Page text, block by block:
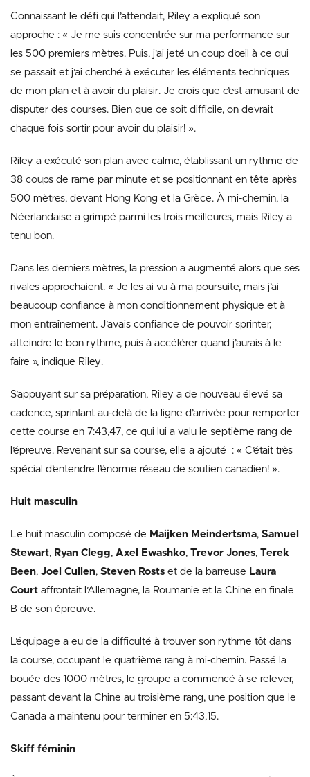
Connaissant le défi qui l’attendait, Riley a expliqué son
approche : « Je me suis concentrée sur ma performance sur
les 500 premiers mètres. Puis, j’ai jeté un coup d’œil à ce qui
se passait et j’ai cherché à exécuter les éléments techniques
de mon plan et à avoir du plaisir. Je crois que c’est amusant de
disputer des courses. Bien que ce soit difficile, on devrait
chaque fois sortir pour avoir du plaisir! ».
Riley a exécuté son plan avec calme, établissant un rythme de
38 coups de rame par minute et se positionnant en tête après
500 mètres, devant Hong Kong et la Grèce. À mi-chemin, la
Néerlandaise a grimpé parmi les trois meilleures, mais Riley a
tenu bon.
Dans les derniers mètres, la pression a augmenté alors que ses
rivales approchaient. « Je les ai vu à ma poursuite, mais j’ai
beaucoup confiance à mon conditionnement physique et à
mon entraînement. J’avais confiance de pouvoir sprinter,
atteindre le bon rythme, puis à accélérer quand j’aurais à le
faire », indique Riley.
S’appuyant sur sa préparation, Riley a de nouveau élevé sa
cadence, sprintant au-delà de la ligne d’arrivée pour remporter
cette course en 7:43,47, ce qui lui a valu le septième rang de
l’épreuve. Revenant sur sa course, elle a ajouté : « C’était très
spécial d’entendre l’énorme réseau de soutien canadien! ».
Huit masculin
Le huit masculin composé de Maijken Meindertsma, Samuel
Stewart, Ryan Clegg, Axel Ewashko, Trevor Jones, Terek
Been, Joel Cullen, Steven Rosts et de la barreuse Laura
Court affrontait l’Allemagne, la Roumanie et la Chine en finale
B de son épreuve.
L’équipage a eu de la difficulté à trouver son rythme tôt dans
la course, occupant le quatrième rang à mi-chemin. Passé la
bouée des 1000 mètres, le groupe a commencé à se relever,
passant devant la Chine au troisième rang, une position que le
Canada a maintenu pour terminer en 5:43,15.
Skiff féminin